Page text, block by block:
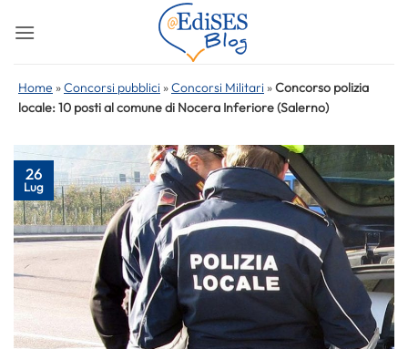
Home »Concorsi pubblici »Concorsi Militari »Concorso polizia
locale: 10 posti al comune di Nocera Inferiore (Salerno)
26
Lug